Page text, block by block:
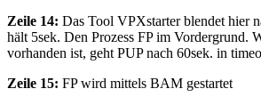
Zeile 14: Das Tool VPXstarter blendet hier
hält 5sek. Den Prozess FP im Vordergrund.
vorhanden ist, geht PUP nach 60sek. in
Zeile 15: FP wird mittels BAM gestartet